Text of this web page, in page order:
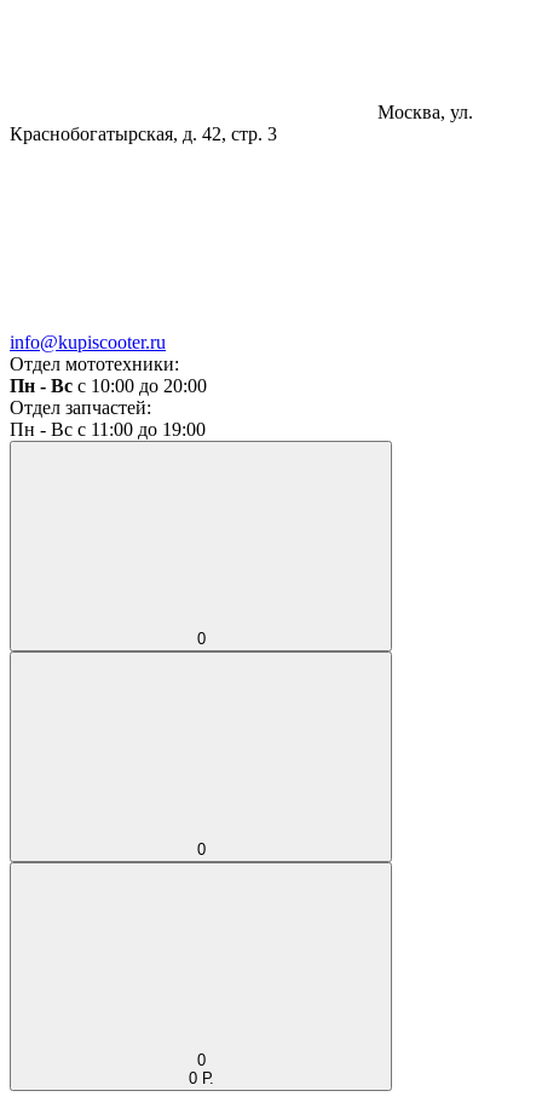
Москва, ул.
Краснобогатырская, д. 42, стр. 3
info@kupiscooter.ru
Отдел мототехники:
Пн - Вс с 10:00 до 20:00
Отдел запчастей:
Пн - Вс с 11:00 до 19:00
0
0
0
0 Р.